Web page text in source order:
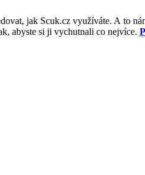
jak Scuk.cz využíváte. A to
abyste si ji vychutnali co nejvíce.